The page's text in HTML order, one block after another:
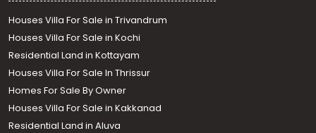
Houses Villa For Sale in Trivandrum
Houses Villa For Sale in Kochi
Residential Land in Kottayam
Houses Villa For Sale In Thrissur
Homes For Sale By Owner
Houses Villa For Sale in Kakkanad
Residential Land in Aluva